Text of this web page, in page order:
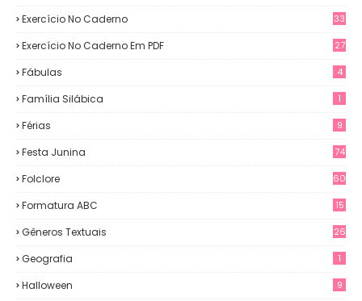
Exercício No Caderno 33
Exercício No Caderno Em PDF 27
Fábulas 4
Família Silábica 1
Férias 9
Festa Junina 74
Folclore 60
Formatura ABC 15
Gêneros Textuais 26
Geografia 1
Halloween 9